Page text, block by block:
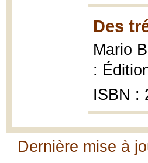
Des
Mario
:
ISBN :
Dernière mise à